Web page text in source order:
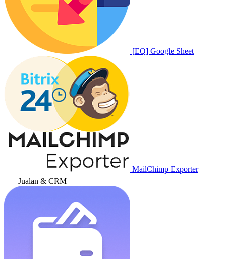
[EQ] Google Sheet
MailChimp Exporter
Jualan & CRM